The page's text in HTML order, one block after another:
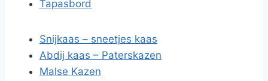
Tapasbord
Snijkaas – sneetjes kaas
Abdij kaas – Paterskazen
Malse Kazen